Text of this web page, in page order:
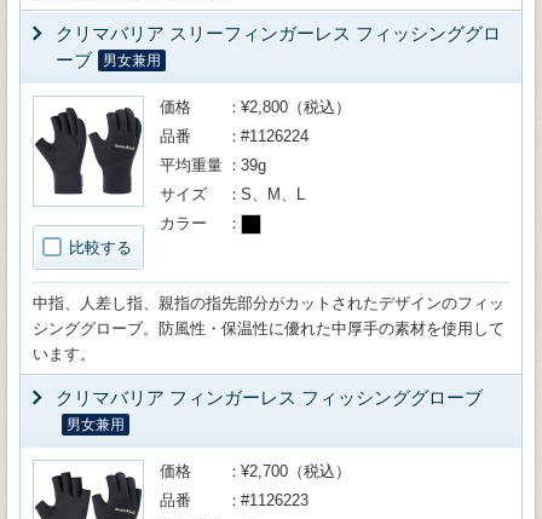
クリマバリア スリーフィンガーレス フィッシンググロ
ーブ
男女兼用
比較する
価格
¥2,800（税込）
品番
#1126224
平均重量
39g
サイズ
S、M、L
カラー
中指、人差し指、親指の指先部分がカットされたデザインのフィッ
シンググローブ。防風性・保温性に優れた中厚手の素材を使用して
います。
クリマバリア フィンガーレス フィッシンググローブ
男女兼用
価格
¥2,700（税込）
品番
#1126223